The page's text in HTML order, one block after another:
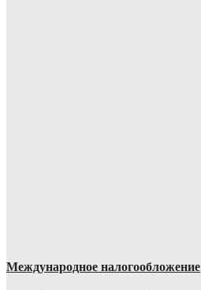
Международное налогообложение